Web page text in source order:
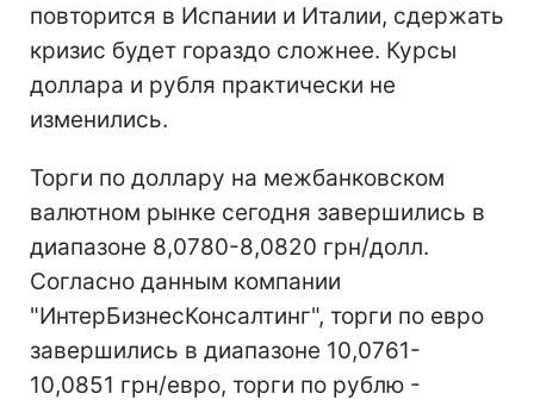
повторится в Испании и Италии, сдержать
кризис будет гораздо сложнее. Курсы
доллара и рубля практически не
изменились.
Торги по доллару на межбанковском
валютном рынке сегодня завершились в
диапазоне 8,0780-8,0820 грн/долл.
Согласно данным компании
"ИнтерБизнесКонсалтинг", торги по евро
завершились в диапазоне 10,0761-
10,0851 грн/евро, торги по рублю -